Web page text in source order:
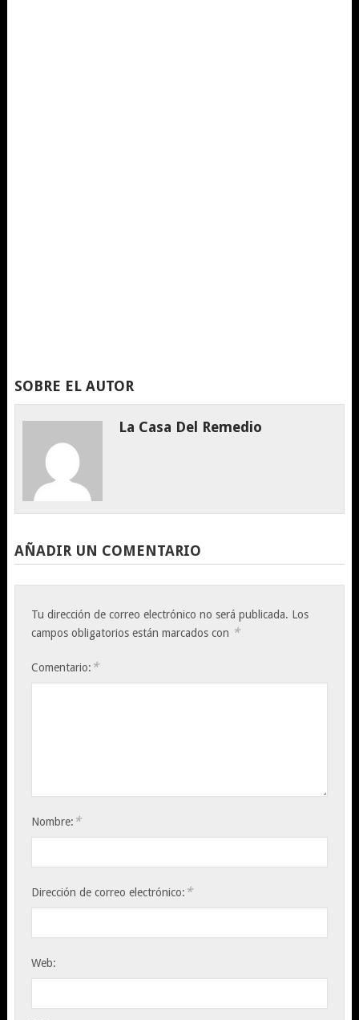
SOBRE EL AUTOR
La Casa Del Remedio
AÑADIR UN COMENTARIO
Tu dirección de correo electrónico no será publicada. Los
campos obligatorios están marcados con *
Comentario: *
Nombre: *
Dirección de correo electrónico: *
Web: